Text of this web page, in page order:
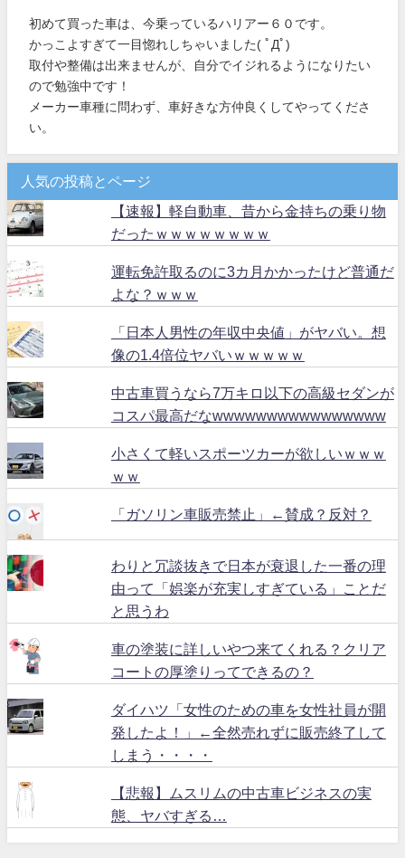
初めて買った車は、今乗っているハリアー６０です。
かっこよすぎて一目惚れしちゃいました( ﾟДﾟ)
取付や整備は出来ませんが、自分でイジれるようになりたい
ので勉強中です！
メーカー車種に問わず、車好きな方仲良くしてやってくださ
い。
人気の投稿とページ
【速報】軽自動車、昔から金持ちの乗り物
だったｗｗｗｗｗｗｗｗ
運転免許取るのに3カ月かかったけど普通だ
よな？ｗｗｗ
「日本人男性の年収中央値」がヤバい。想
像の1.4倍位ヤバいｗｗｗｗｗ
中古車買うなら7万キロ以下の高級セダンが
コスパ最高だなwwwwwwwwwwwwwwww
小さくて軽いスポーツカーが欲しいｗｗｗ
ｗｗ
「ガソリン車販売禁止」←賛成？反対？
わりと冗談抜きで日本が衰退した一番の理
由って「娯楽が充実しすぎている」ことだ
と思うわ
車の塗装に詳しいやつ来てくれる？クリア
コートの厚塗りってできるの？
ダイハツ「女性のための車を女性社員が開
発したよ！」←全然売れずに販売終了して
しまう・・・・
【悲報】ムスリムの中古車ビジネスの実
態、ヤバすぎる…